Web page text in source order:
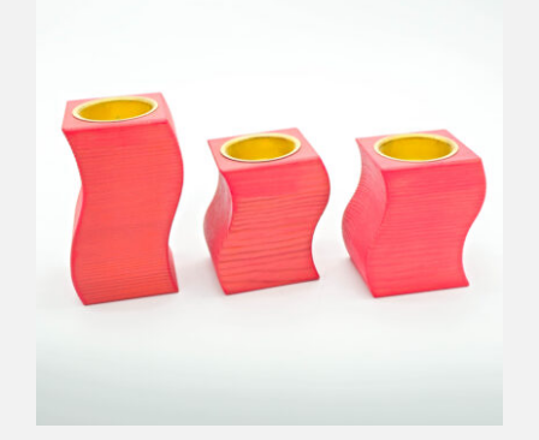
Förderung & Betreuung
Verein
Inklusionsbetrieb